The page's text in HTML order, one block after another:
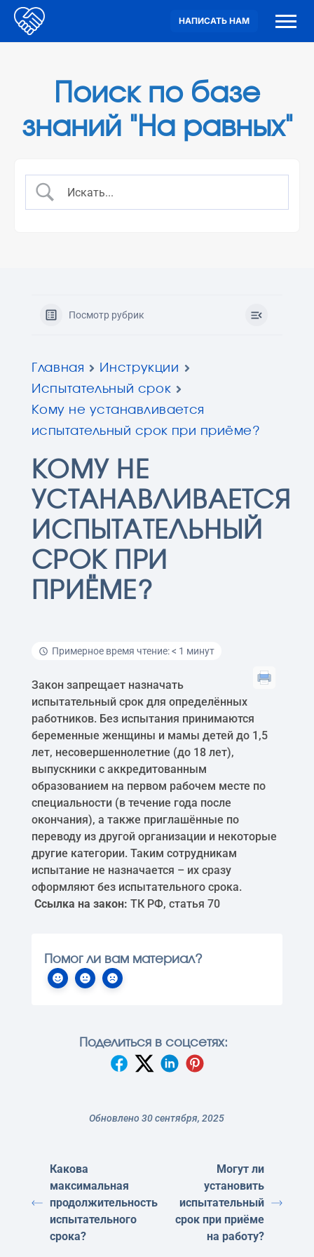
НАПИСАТЬ НАМ
Поиск по базе
знаний "На равных"
Посмотр рубрик
Главная
Инструкции
Испытательный срок
Кому не устанавливается
испытательный срок при приёме?
КОМУ НЕ
УСТАНАВЛИВАЕТСЯ
ИСПЫТАТЕЛЬНЫЙ
СРОК ПРИ
ПРИЁМЕ?
Примерное время чтение: < 1 минут
Закон запрещает назначать
испытательный срок для определённых
работников. Без испытания принимаются
беременные женщины и мамы детей до 1,5
лет, несовершеннолетние (до 18 лет),
выпускники с аккредитованным
образованием на первом рабочем месте по
специальности (в течение года после
окончания), а также приглашённые по
переводу из другой организации и некоторые
другие категории. Таким сотрудникам
испытание не назначается – их сразу
оформляют без испытательного срока.
Ссылка на закон: ТК РФ, статья 70
Помог ли вам материал?
Поделиться в соцсетях:
Обновлено 30 сентября, 2025
Какова
максимальная
продолжительность
испытательного
срока?
Могут ли
установить
испытательный
срок при приёме
на работу?